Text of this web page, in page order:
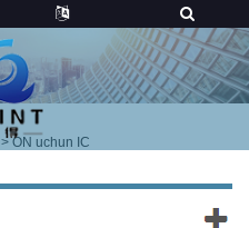
> ON uchun IC